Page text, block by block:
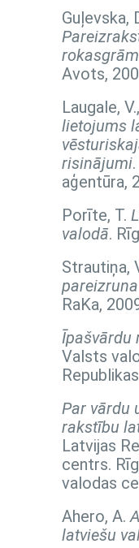
Guļevska,
Avots,
Laugale,
lietojums
risinājumi
aģentūra,
Porīte, T.
valodā.
Strautiņa,
RaKa,
Īpašvārdu
Valsts
Par vārdu
rakstību
Latvijas
centrs.
valodas
Ahero, A.
latviešu